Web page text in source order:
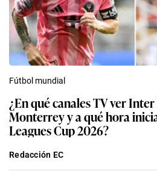
Fútbol mundial
¿En qué canales TV ver
Monterrey y a qué hora
Leagues Cup 2026?
Redacción EC